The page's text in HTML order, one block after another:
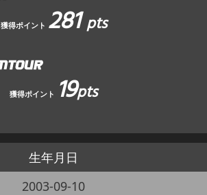
獲得ポイント 281pts
獲得ポイント 19pts
生年月日
2003-09-10